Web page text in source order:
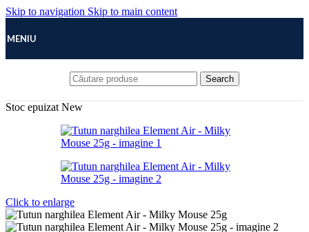
Skip to navigation Skip to main content
MENIU
Search
Stoc epuizat New
Click to enlarge